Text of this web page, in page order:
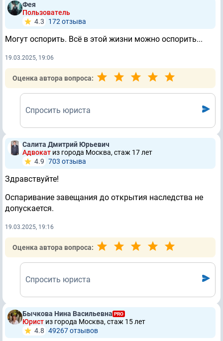
Фея
Пользователь
4.3
172 отзывa
Могут оспорить. Всё в этой жизни можно оспорить...
19.03.2025, 19:06
Оценка автора вопроса:
Спросить юриста
Салита Дмитрий Юрьевич
Адвокат из города Москва, стаж 17 лет
4.9 703 отзывa
Здравствуйте!
Оспаривание завещания до открытия наследства не
допускается.
19.03.2025, 19:16
Оценка автора вопроса:
Спросить юриста
Бычкова Нина Васильевна PRO
Юрист из города Москва, стаж 15 лет
4.8 49267 отзывов